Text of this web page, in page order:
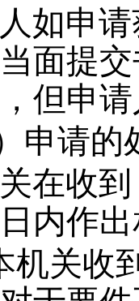
如申
面提
但申
申请的
在收
内作
机关收